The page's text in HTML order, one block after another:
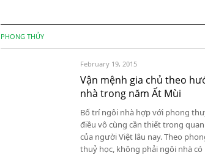
PHONG THỦY
February 19, 2015
Vận mệnh gia chủ theo
nhà trong năm Ất Mùi
Bố trí ngôi nhà hợp với phong
điều vô cùng cần thiết trong
của người Việt lâu nay. Theo
thuỷ học, không phải ngôi nhà có